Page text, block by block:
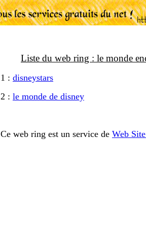
Liste du web ring : le monde
1 : disneystars
2 : le monde de disney
Ce web ring est un service de Web